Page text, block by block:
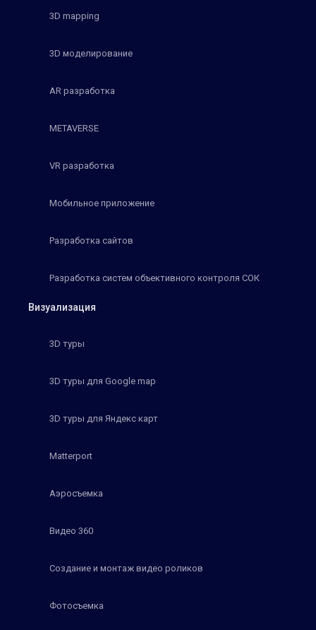
3D mapping
3D моделирование
AR разработка
METAVERSE
VR разработка
Мобильное приложение
Разработка сайтов
Разработка систем объективного контроля СОК
Визуализация
3D туры
3D туры для Google map
3D туры для Яндекс карт
Matterport
Аэросъемка
Видео 360
Создание и монтаж видео роликов
Фотосъемка